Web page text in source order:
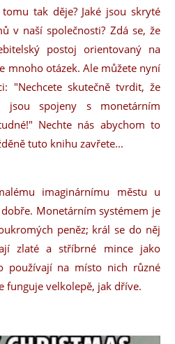
tak děje? Jaké jsou skryté
v naší společnosti? Zdá se, že
postoj orientovaný na
mnoho otázek. Ale můžete nyní
"Nechcete skutečně tvrdit, že
jsou spojeny s monetárním
Nechte nás abychom to
tuto knihu zavřete...
imaginárnímu městu u
Monetárním systémem je
peněz; král se do něj
zlaté a stříbrné mince jako
používají na místo nich různé
funguje velkolepě, jak dříve.